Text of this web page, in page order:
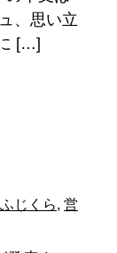
、思い立
[…]
じくら, 営